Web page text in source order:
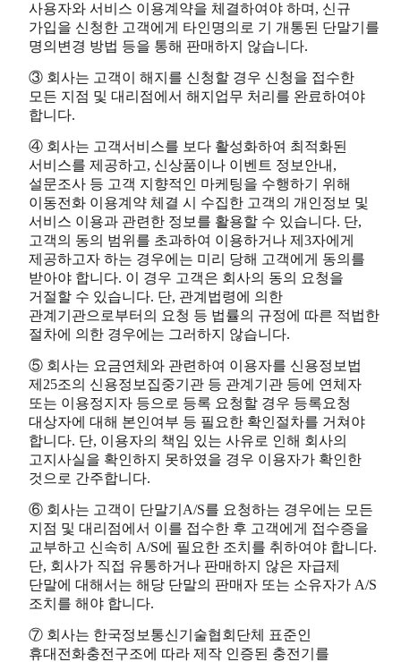
사용자와 서비스 이용계약을 체결하여야 하며, 신규
가입을 신청한 고객에게 타인명의로 기 개통된 단말기를
명의변경 방법 등을 통해 판매하지 않습니다.
③ 회사는 고객이 해지를 신청할 경우 신청을 접수한
모든 지점 및 대리점에서 해지업무 처리를 완료하여야
합니다.
④ 회사는 고객서비스를 보다 활성화하여 최적화된
서비스를 제공하고, 신상품이나 이벤트 정보안내,
설문조사 등 고객 지향적인 마케팅을 수행하기 위해
이동전화 이용계약 체결 시 수집한 고객의 개인정보 및
서비스 이용과 관련한 정보를 활용할 수 있습니다. 단,
고객의 동의 범위를 초과하여 이용하거나 제3자에게
제공하고자 하는 경우에는 미리 당해 고객에게 동의를
받아야 합니다. 이 경우 고객은 회사의 동의 요청을
거절할 수 있습니다. 단, 관계법령에 의한
관계기관으로부터의 요청 등 법률의 규정에 따른 적법한
절차에 의한 경우에는 그러하지 않습니다.
⑤ 회사는 요금연체와 관련하여 이용자를 신용정보법
제25조의 신용정보집중기관 등 관계기관 등에 연체자
또는 이용정지자 등으로 등록 요청할 경우 등록요청
대상자에 대해 본인여부 등 필요한 확인절차를 거쳐야
합니다. 단, 이용자의 책임 있는 사유로 인해 회사의
고지사실을 확인하지 못하였을 경우 이용자가 확인한
것으로 간주합니다.
⑥ 회사는 고객이 단말기A/S를 요청하는 경우에는 모든
지점 및 대리점에서 이를 접수한 후 고객에게 접수증을
교부하고 신속히 A/S에 필요한 조치를 취하여야 합니다.
단, 회사가 직접 유통하거나 판매하지 않은 자급제
단말에 대해서는 해당 단말의 판매자 또는 소유자가 A/S
조치를 해야 합니다.
⑦ 회사는 한국정보통신기술협회단체 표준인
휴대전화충전구조에 따라 제작 인증된 충전기를